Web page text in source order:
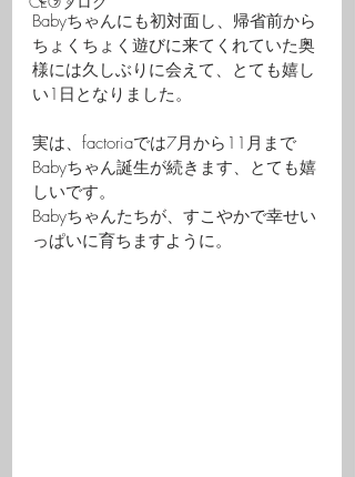
Babyちゃんにも初対面し、帰省前から
ちょくちょく遊びに来てくれていた奥
様には久しぶりに会えて、とても嬉し
い1日となりました。
実は、factoriaでは7月から11月まで
Babyちゃん誕生が続きます、とても嬉
しいです。
Babyちゃんたちが、すこやかで幸せい
っぱいに育ちますように。